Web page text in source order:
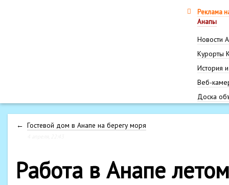
Реклама
Анапы
Новости
Курорты
История
Веб-
Доска
← Гостевой дом в Анапе на берегу моря
Работа в Анапе